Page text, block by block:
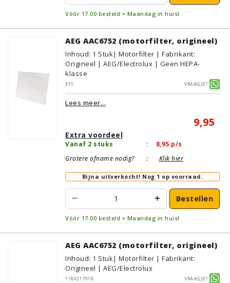
Vóór 17:00 besteld = Maandag in huis!
AEG AAC6752 (motorfilter, origineel)
Inhoud: 1 Stuk| Motorfilter | Fabrikant:
Origineel | AEG/Electrolux | Geen HEPA-
klasse
EF1
Vraagje?
Lees meer...
9,95
Extra voordeel
Vanaf 2 stuks : 8,95 p/s
Grotere afname nodig?
: Klik hier
Bijna uitverkocht! Nog 1 op voorraad.
Bestellen
Vóór 17:00 besteld = Maandag in huis!
AEG AAC6752 (motorfilter, origineel)
Inhoud: 1 Stuk| Motorfilter | Fabrikant:
Origineel | AEG/Electrolux
1180217018
Vraagje?